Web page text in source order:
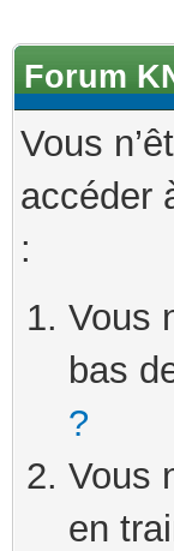
Forum
Vous
accéder
:
Vous
bas
?
Vous
en